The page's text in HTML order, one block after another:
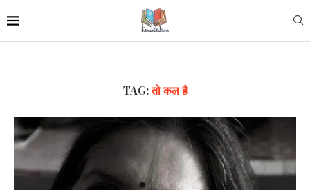
TAG:तो कल है